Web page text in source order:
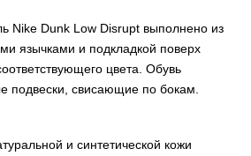
Nike Dunk Low Disrupt выполнено из
язычками и подкладкой поверх
цвета. Обувь
подвески, свисающие по бокам.
и синтетической кожи